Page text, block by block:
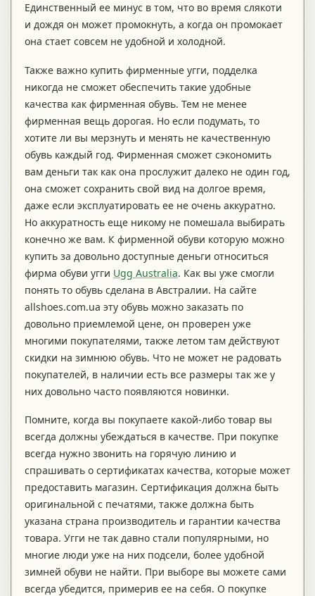
Единственный ее минус в том, что во время слякоти
и дождя он может промокнуть, а когда он промокает
она стает совсем не удобной и холодной.
Также важно купить фирменные угги, подделка
никогда не сможет обеспечить такие удобные
качества как фирменная обувь. Тем не менее
фирменная вещь дорогая. Но если подумать, то
хотите ли вы мерзнуть и менять не качественную
обувь каждый год. Фирменная сможет сэкономить
вам деньги так как она прослужит далеко не один год,
она сможет сохранить свой вид на долгое время,
даже если эксплуатировать ее не очень аккуратно.
Но аккуратность еще никому не помешала выбирать
конечно же вам. К фирменной обуви которую можно
купить за довольно доступные деньги относиться
фирма обуви угги Ugg Australia. Как вы уже смогли
понять то обувь сделана в Австралии. На сайте
allshoes.com.ua эту обувь можно заказать по
довольно приемлемой цене, он проверен уже
многими покупателями, также летом там действуют
скидки на зимнюю обувь. Что не может не радовать
покупателей, в наличии есть все размеры так же у
них довольно часто появляются новинки.
Помните, когда вы покупаете какой-либо товар вы
всегда должны убеждаться в качестве. При покупке
всегда нужно звонить на горячую линию и
спрашивать о сертификатах качества, которые может
предоставить магазин. Сертификация должна быть
оригинальной с печатями, также должна быть
указана страна производитель и гарантии качества
товара. Угги не так давно стали популярными, но
многие люди уже на них подсели, более удобной
зимней обуви не найти. При выборе вы можете сами
всегда убедится, примерив ее на себя. О покупке